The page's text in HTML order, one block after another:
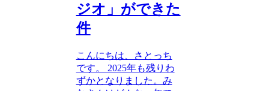
ジオ」ができた
件
こんにちは、さとっち
です。 2025年も残りわ
ずかとなりました。み